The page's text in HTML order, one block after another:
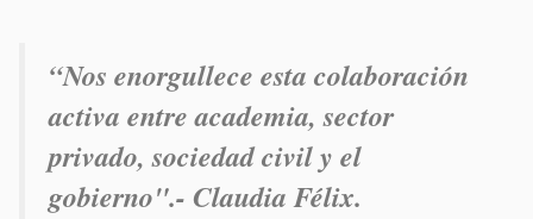
“Nos enorgullece esta colaboración
activa entre academia, sector
privado, sociedad civil y el
gobierno".- Claudia Félix.